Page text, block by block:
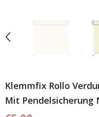
Klemmfix Rollo
Mit Pendelsicherung